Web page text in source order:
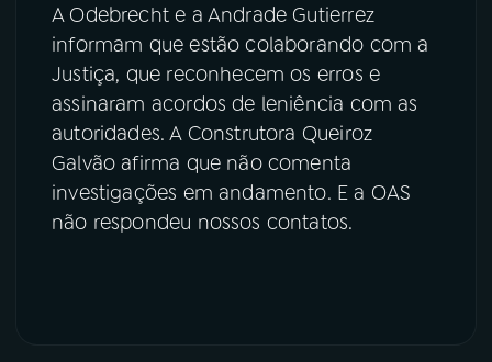
A Odebrecht e a Andrade Gutierrez
informam que estão colaborando com a
Justiça, que reconhecem os erros e
assinaram acordos de leniência com as
autoridades. A Construtora Queiroz
Galvão afirma que não comenta
investigações em andamento. E a OAS
não respondeu nossos contatos.